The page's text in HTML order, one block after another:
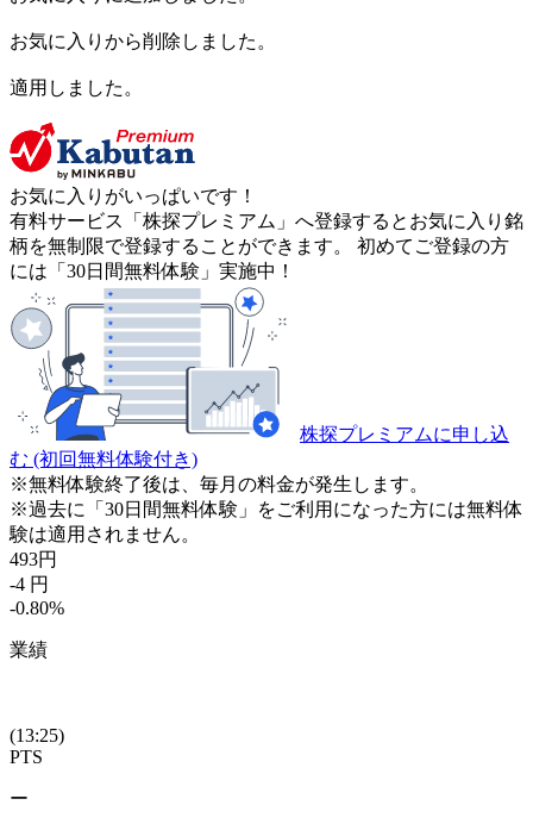
お気に入りから削除しました。
適用しました。
お気に入りがいっぱいです！
有料サービス「株探プレミアム」へ登録するとお気に入り銘
柄を無制限で登録することができます。 初めてご登録の方
には「30日間無料体験」実施中！
株探プレミアムに申し込
む (初回無料体験付き)
※無料体験終了後は、毎月の料金が発生します。
※過去に「30日間無料体験」をご利用になった方には無料体
験は適用されません。
493円
-4 円
-0.80%
業績
(13:25)
PTS
ー